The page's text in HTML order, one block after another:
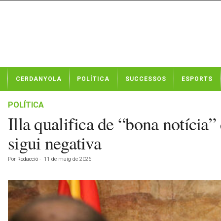
t
CERDANYOLA POLÍTICA SUCCESSOS ESPORTS
POLÍTICA
Illa qualifica de “bona
sigui negativa
Por Redacció - 11 de maig de 2026